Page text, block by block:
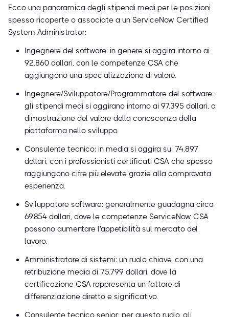
Ecco una panoramica degli stipendi medi per le posizioni
spesso ricoperte o associate a un ServiceNow Certified
System Administrator:
Ingegnere del software: in genere si aggira intorno ai
92.860 dollari, con le competenze CSA che
aggiungono una specializzazione di valore.
Ingegnere/Sviluppatore/Programmatore del software:
gli stipendi medi si aggirano intorno ai 97.395 dollari, a
dimostrazione del valore della conoscenza della
piattaforma nello sviluppo.
Consulente tecnico: in media si aggira sui 74.897
dollari, con i professionisti certificati CSA che spesso
raggiungono cifre più elevate grazie alla comprovata
esperienza.
Sviluppatore software: generalmente guadagna circa
69.854 dollari, dove le competenze ServiceNow CSA
possono aumentare l'appetibilità sul mercato del
lavoro.
Amministratore di sistemi: un ruolo chiave, con una
retribuzione media di 75.799 dollari, dove la
certificazione CSA rappresenta un fattore di
differenziazione diretto e significativo.
Consulente tecnico senior: per questo ruolo, gli